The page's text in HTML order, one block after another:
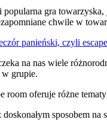
popularna gra
chwile w
panieński, czyli
na nas wiele
grupie.
room oferuje różne
sposobem